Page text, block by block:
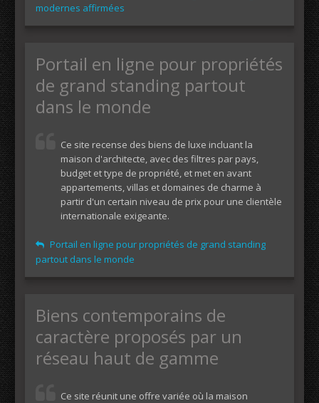
modernes affirmées
Portail en ligne pour propriétés
de grand standing partout
dans le monde
Ce site recense des biens de luxe incluant la
maison d'architecte, avec des filtres par pays,
budget et type de propriété, et met en avant
appartements, villas et domaines de charme à
partir d'un certain niveau de prix pour une clientèle
internationale exigeante.
Portail en ligne pour propriétés de grand standing
partout dans le monde
Biens contemporains de
caractère proposés par un
réseau haut de gamme
Ce site réunit une offre variée où la maison